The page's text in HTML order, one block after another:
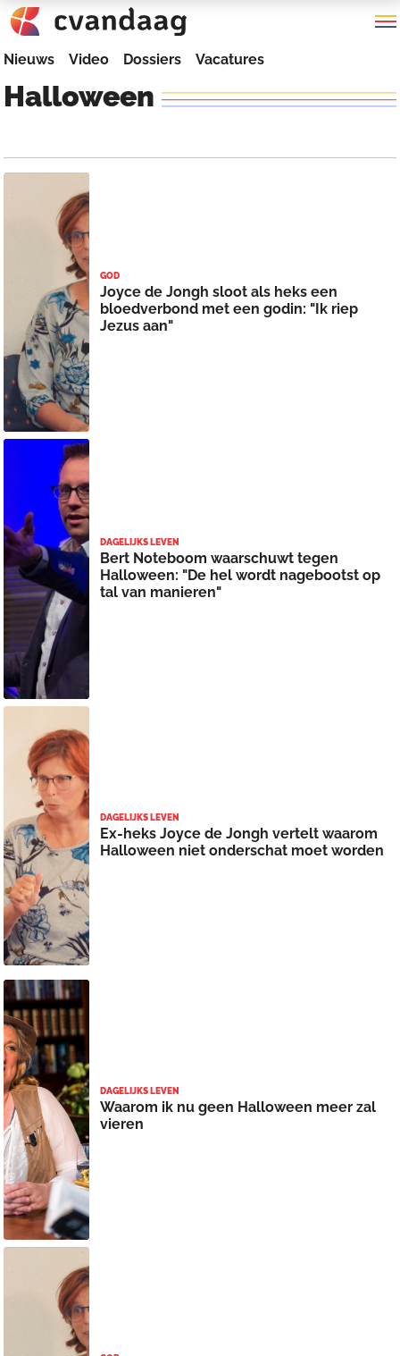
Nieuws Video Dossiers Vacatures
Halloween
GOD
Joyce de Jongh sloot als heks een
bloedverbond met een godin: "Ik riep
Jezus aan"
DAGELIJKS LEVEN
Bert Noteboom waarschuwt tegen
Halloween: "De hel wordt nagebootst op
tal van manieren"
DAGELIJKS LEVEN
Ex-heks Joyce de Jongh vertelt waarom
Halloween niet onderschat moet worden
DAGELIJKS LEVEN
Waarom ik nu geen Halloween meer zal
vieren